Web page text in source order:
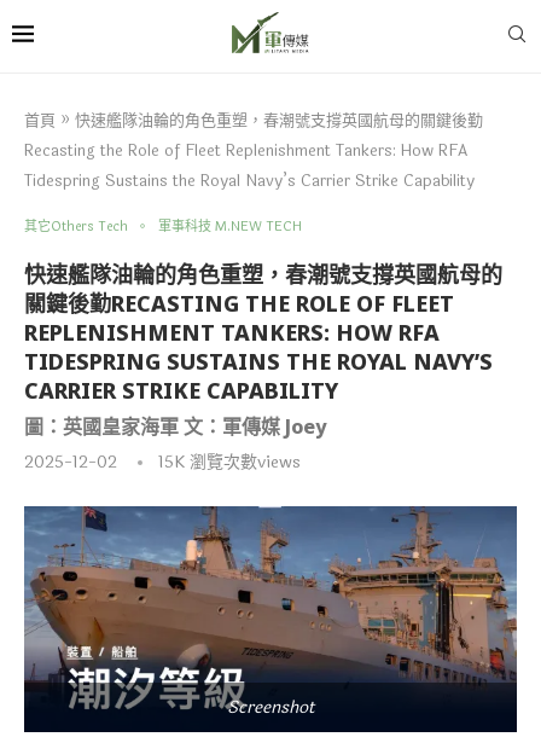
首頁 » 快速艦隊油輪的角色重塑，春潮號支撐英國航母的關鍵後勤
Recasting the Role of Fleet Replenishment Tankers: How RFA
Tidespring Sustains the Royal Navy’s Carrier Strike Capability
其它Others Tech 軍事科技 M.NEW TECH
快速艦隊油輪的角色重塑，春潮號支撐英國航母的
關鍵後勤RECASTING THE ROLE OF FLEET
REPLENISHMENT TANKERS: HOW RFA
TIDESPRING SUSTAINS THE ROYAL NAVY’S
CARRIER STRIKE CAPABILITY
圖：英國皇家海軍 文：軍傳媒 Joey
2025-12-02 15K瀏覽次數views
Screenshot